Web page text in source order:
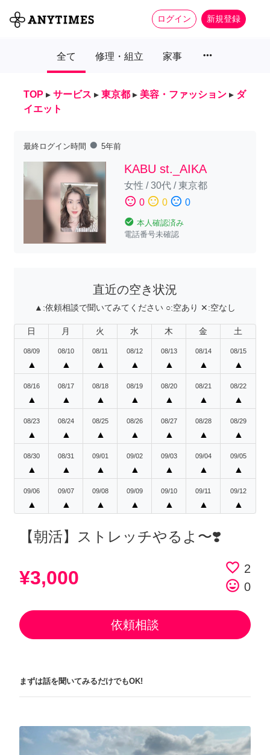
ログイン 新規登録
全て 修理・組立 家事 more_horiz
TOP ▸ サービス ▸ 東京都 ▸ 美容・ファッション ▸ ダ
イエット
最終ログイン時間 fiber_manual_record 5年前
KABU st._AIKA
女性 /30代/東京都
sentiment_satisfied 0 sentiment_neutral 0 sentiment_dissatisfied 0
check_circle 本人確認済み
電話番号未確認
直近の空き状況
▲:依頼相談で聞いてみてください ○:空あり ✕:空なし
日 月 火 水 木 金 土
08/09
▲
08/10
▲
08/11
▲
08/12
▲
08/13
▲
08/14
▲
08/15
▲
08/16
▲
08/17
▲
08/18
▲
08/19
▲
08/20
▲
08/21
▲
08/22
▲
08/23
▲
08/24
▲
08/25
▲
08/26
▲
08/27
▲
08/28
▲
08/29
▲
08/30
▲
08/31
▲
09/01
▲
09/02
▲
09/03
▲
09/04
▲
09/05
▲
09/06
▲
09/07
▲
09/08
▲
09/09
▲
09/10
▲
09/11
▲
09/12
▲
【朝活】ストレッチやるよ〜❣️
¥3,000 favorite_border 2
tag_faces 0
依頼相談
まずは話を聞いてみるだけでもOK!